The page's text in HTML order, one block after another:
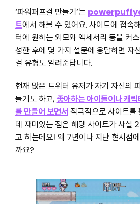
‘파워퍼프걸 만들기’는
트에서 해볼 수 있어요. 사이트에 접속
터에 원하는 외모와 액세서리 등을 커
성한 후에 몇 가지 설문에 응답하면 자
걸 유형도 알려준답니다.
현재 많은 트위터 유저가 자기 자신의
들기도 하고,좋아하는 아이돌이나 캐
를 만들어 보면서 적극적으로 사이트를
데 재미있는 점은 해당 사이트가 사실
고 하는데요! 왜 7년이나 지난 현시점
까요?